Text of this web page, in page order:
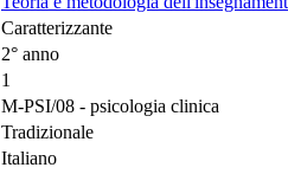
Caratterizzante
2° anno
1
M-PSI/08 - psicologia clinica
Tradizionale
Italiano